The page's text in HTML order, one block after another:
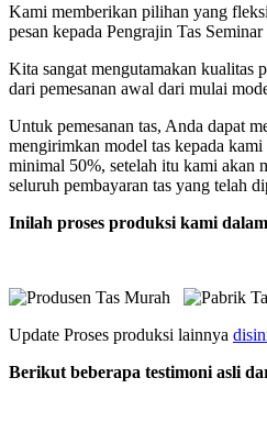
Kami memberikan pilihan yang
pesan kepada Pengrajin Tas
Kita sangat mengutamakan kualitas
dari pemesanan awal dari mulai
Untuk pemesanan tas, Anda dapat
mengirimkan model tas kepada
minimal 50%, setelah itu kami akan
seluruh pembayaran tas yang telah
Inilah proses produksi kami
Update Proses produksi lainnya
Berikut beberapa testimoni asli